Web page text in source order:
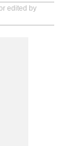
edited by